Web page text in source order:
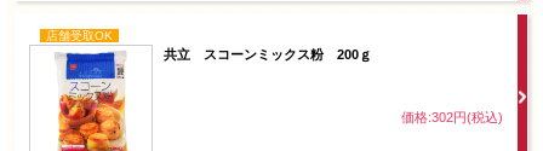
店舗受取OK
共立 スコーンミックス粉 200ｇ
価格:302円(税込)